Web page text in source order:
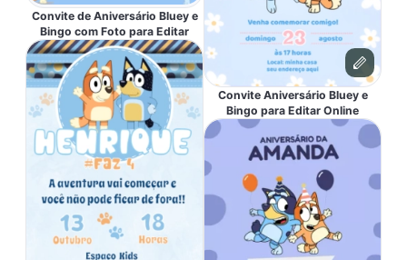
Convite de Aniversário Bluey e
Bingo com Foto para Editar
Convite Aniversário Bluey e
Bingo para Editar Online